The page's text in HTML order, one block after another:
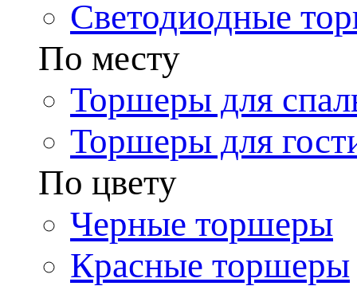
Светодиодные
По месту
Торшеры для
Торшеры для
По цвету
Черные торшеры
Красные торшеры